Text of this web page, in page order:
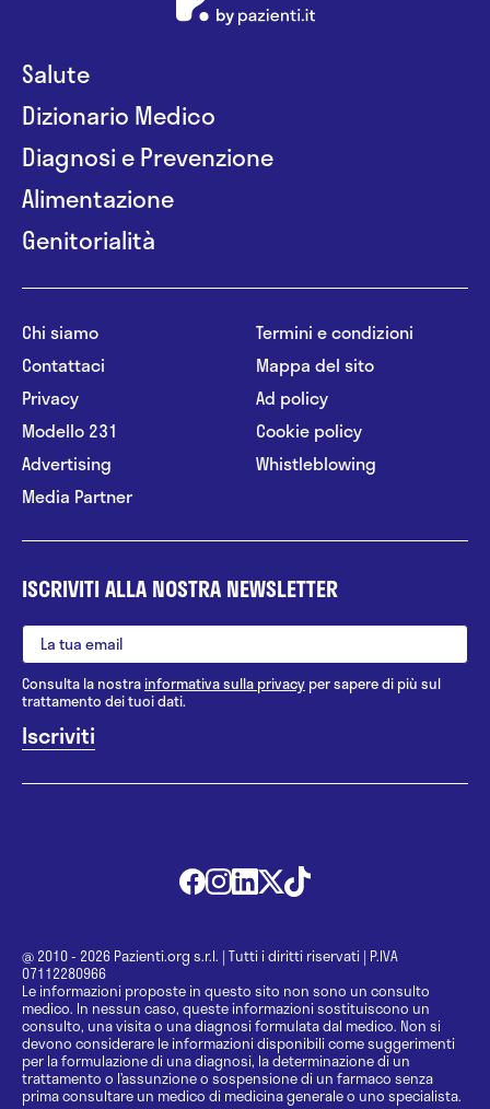
Salute
Dizionario Medico
Diagnosi e Prevenzione
Alimentazione
Genitorialità
Chi siamo
Contattaci
Privacy
Modello 231
Advertising
Media Partner
Termini e condizioni
Mappa del sito
Ad policy
Cookie policy
Whistleblowing
ISCRIVITI ALLA NOSTRA NEWSLETTER
Consulta la nostrainformativa sulla privacy per sapere di più sul
trattamento dei tuoi dati.
@ 2010 - 2026 Pazienti.org s.r.l. | Tutti i diritti riservati | P.IVA
07112280966
Le informazioni proposte in questo sito non sono un consulto
medico. In nessun caso, queste informazioni sostituiscono un
consulto, una visita o una diagnosi formulata dal medico. Non si
devono considerare le informazioni disponibili come suggerimenti
per la formulazione di una diagnosi, la determinazione di un
trattamento o l’assunzione o sospensione di un farmaco senza
prima consultare un medico di medicina generale o uno specialista.